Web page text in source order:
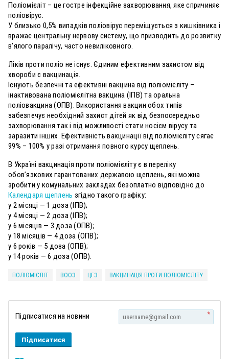
Поліомієліт – це гостре інфекційне захворювання, яке спричиняє
поліовірус.
У близько 0,5% випадків поліовірус переміщується з кишківника і
вражає центральну нервову систему, що призводить до розвитку
в’ялого паралічу, часто невиліковного.
Ліків проти поліо не існує. Єдиним ефективним захистом від
хвороби є вакцинація.
Існують безпечні та ефективні вакцина від поліомієліту –
інактивована поліомієлітна вакцина (ІПВ) та оральна
поліовакцина (ОПВ). Використання вакцин обох типів
забезпечує необхідний захист дітей як від безпосередньо
захворювання так і від можливості стати носієм вірусу та
заразити інших. Ефективність вакцинації від поліомієліту сягає
99% – 100% у разі отримання повного курсу щеплень.
В Україні вакцинація проти поліомієліту є в переліку
обов’язкових гарантованих державою щеплень, які можна
зробити у комунальних закладах безоплатно відповідно до
Календаря щеплень згідно такого графіку:
у 2 місяці — 1 доза (ІПВ);
у 4 місяці — 2 доза (ІПВ);
у 6 місяців — 3 доза (ОПВ);
у 18 місяців — 4 доза (ОПВ);
у 6 років — 5 доза (ОПВ);
у 14 років — 6 доза (ОПВ).
ПОЛІОМІЄЛІТ ВООЗ ЦГЗ ВАКЦИНАЦІЯ ПРОТИ ПОЛІОМІЄЛІТУ
Підписатися на новини *
Підписатися